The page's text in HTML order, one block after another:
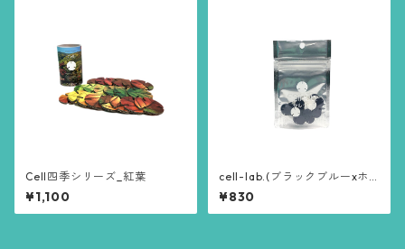
Cell四季シリーズ_紅葉
¥1,100
cell-lab.(ブラックブルーxホ
ワイト)
¥830